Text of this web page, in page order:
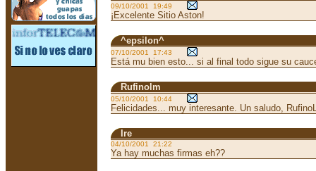
09/10/2001 19:49
¡Excelente Sitio Aston!
^epsilon^
07/10/2001 17:43
Está mu bien esto... si al final todo sigue su
Rufinolm
05/10/2001 10:44
Felicidades... muy interesante. Un saludo,
Ire
04/10/2001 21:22
Ya hay muchas firmas eh??